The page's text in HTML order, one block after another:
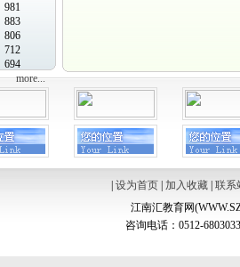
981
883
806
712
694
more...
设为首页| 加入收藏| 联系
江南汇教育网
咨询电话：0512-